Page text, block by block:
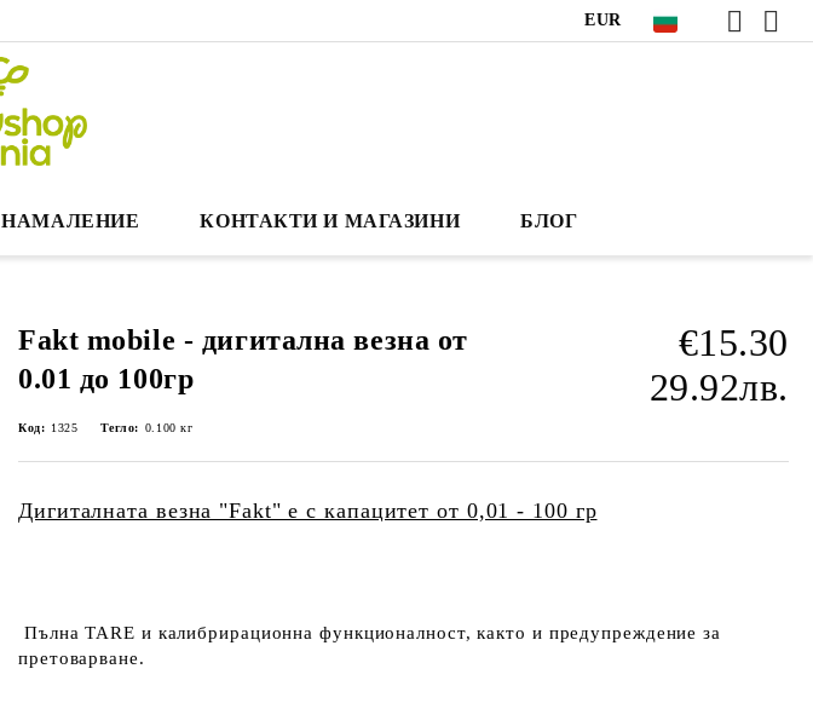
EUR
НАМАЛЕНИЕ КОНТАКТИ И МАГАЗИНИ БЛОГ
Fakt mobile - дигитална везна от
0.01 до 100гр
€15.30
29.92лв.
Код: 1325 Тегло: 0.100 кг
Дигиталната везна "Fakt" е с капацитет от 0,01 - 100 гр
ПълнаTARE и калибрирационнафункционалност,както и предупреждение за
претоварване.